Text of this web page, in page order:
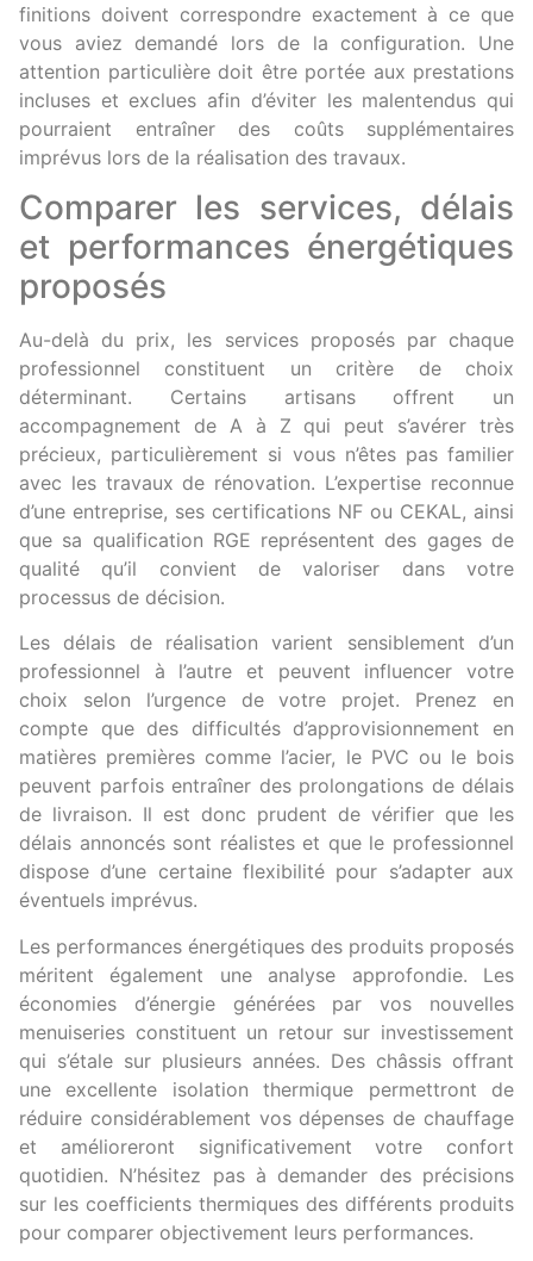
finitions doivent correspondre exactement à ce que
vous aviez demandé lors de la configuration. Une
attention particulière doit être portée aux prestations
incluses et exclues afin d’éviter les malentendus qui
pourraient entraîner des coûts supplémentaires
imprévus lors de la réalisation des travaux.
Comparer les services, délais
et performances énergétiques
proposés
Au-delà du prix, les services proposés par chaque
professionnel constituent un critère de choix
déterminant. Certains artisans offrent un
accompagnement de A à Z qui peut s’avérer très
précieux, particulièrement si vous n’êtes pas familier
avec les travaux de rénovation. L’expertise reconnue
d’une entreprise, ses certifications NF ou CEKAL, ainsi
que sa qualification RGE représentent des gages de
qualité qu’il convient de valoriser dans votre
processus de décision.
Les délais de réalisation varient sensiblement d’un
professionnel à l’autre et peuvent influencer votre
choix selon l’urgence de votre projet. Prenez en
compte que des difficultés d’approvisionnement en
matières premières comme l’acier, le PVC ou le bois
peuvent parfois entraîner des prolongations de délais
de livraison. Il est donc prudent de vérifier que les
délais annoncés sont réalistes et que le professionnel
dispose d’une certaine flexibilité pour s’adapter aux
éventuels imprévus.
Les performances énergétiques des produits proposés
méritent également une analyse approfondie. Les
économies d’énergie générées par vos nouvelles
menuiseries constituent un retour sur investissement
qui s’étale sur plusieurs années. Des châssis offrant
une excellente isolation thermique permettront de
réduire considérablement vos dépenses de chauffage
et amélioreront significativement votre confort
quotidien. N’hésitez pas à demander des précisions
sur les coefficients thermiques des différents produits
pour comparer objectivement leurs performances.